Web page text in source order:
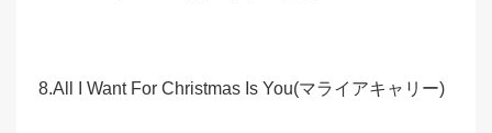
8.All I Want For Christmas Is You(マライアキャリー)